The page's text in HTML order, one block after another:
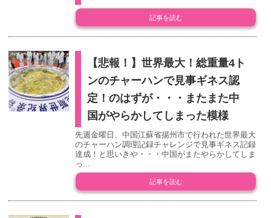
記事を読む
【悲報！】世界最大！総重量4ト
ンのチャーハンで見事ギネス認
定！のはずが・・・またまた中
国がやらかしてしまった模様
先週金曜日、中国江蘇省揚州市で行われた世界最大
のチャーハン調理記録チャレンジで見事ギネス記録
達成！と思いきや・・・中国がまたやらかしてしま
っ...
記事を読む